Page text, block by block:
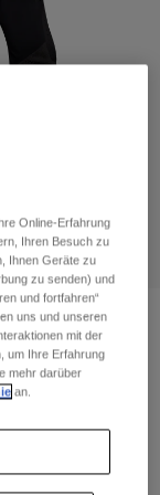
Online-Erfahrung
Ihren Besuch zu
Ihnen Geräte zu
zu senden) und
und fortfahren“
uns und unseren
mit der
um Ihre Erfahrung
mehr darüber
an.